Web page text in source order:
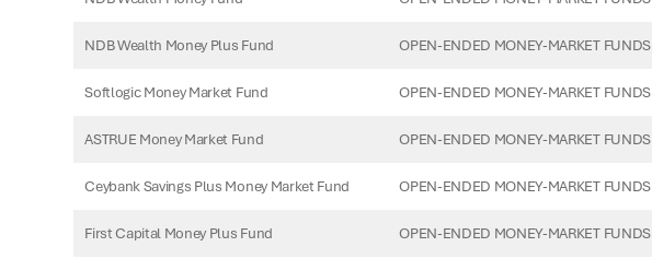
NDB Wealth Money Plus Fund OPEN-ENDED MONEY-MARKET FUNDS
Softlogic Money Market Fund OPEN-ENDED MONEY-MARKET FUNDS
ASTRUE Money Market Fund OPEN-ENDED MONEY-MARKET FUNDS
Ceybank Savings Plus Money Market Fund OPEN-ENDED MONEY-MARKET FUNDS
First Capital Money Plus Fund OPEN-ENDED MONEY-MARKET FUNDS